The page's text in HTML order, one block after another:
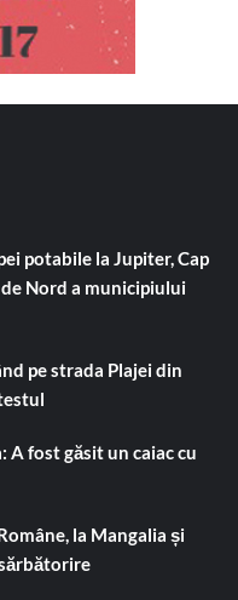
potabile la Jupiter, Cap
Nord a municipiului
pe strada Plajei din
A fost găsit un caiac cu
la Mangalia și